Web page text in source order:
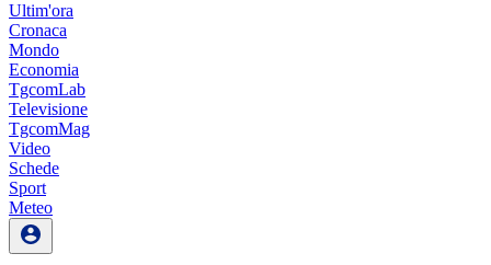
Ultim'ora
Cronaca
Mondo
Economia
TgcomLab
Televisione
TgcomMag
Video
Schede
Sport
Meteo